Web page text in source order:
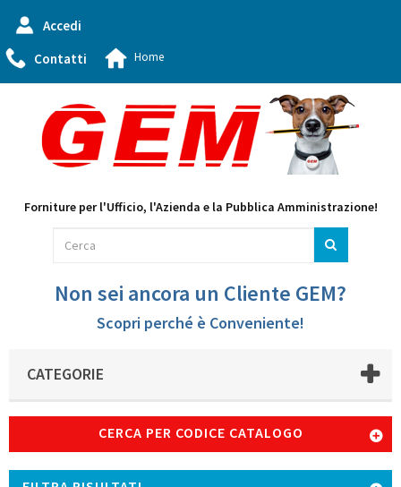
Accedi
Contatti
Home
Forniture per l'Ufficio, l'Azienda e la Pubblica Amministrazione!
Non sei ancora un Cliente GEM?
Scopri perché è Conveniente!
CATEGORIE
CERCA PER CODICE CATALOGO